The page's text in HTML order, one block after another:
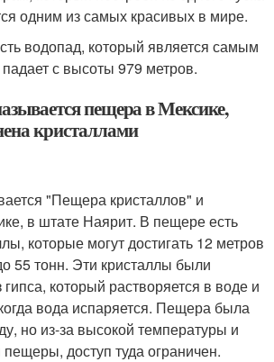
одним из самых красивых в мире.
водопад, который является самым
с высоты 979 метров.
пещера в Мексике,
кристаллами
"Пещера кристаллов" и
в штате Наярит. В пещере есть
которые могут достигать 12 метров
55 тонн. Эти кристаллы были
который растворяется в воде и
вода испаряется. Пещера была
но из-за высокой температуры и
доступ туда ограничен.